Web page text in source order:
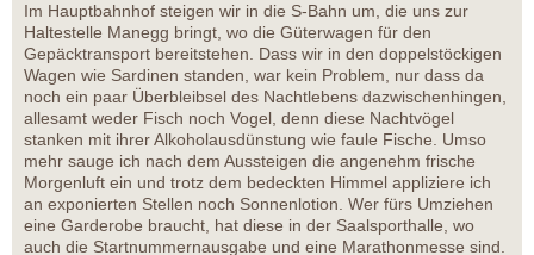
Im Hauptbahnhof steigen wir in die S-Bahn um, die uns zur
Haltestelle Manegg bringt, wo die Güterwagen für den
Gepäcktransport bereitstehen. Dass wir in den doppelstöckigen
Wagen wie Sardinen standen, war kein Problem, nur dass da
noch ein paar Überbleibsel des Nachtlebens dazwischenhingen,
allesamt weder Fisch noch Vogel, denn diese Nachtvögel
stanken mit ihrer Alkoholausdünstung wie faule Fische. Umso
mehr sauge ich nach dem Aussteigen die angenehm frische
Morgenluft ein und trotz dem bedeckten Himmel appliziere ich
an exponierten Stellen noch Sonnenlotion. Wer fürs Umziehen
eine Garderobe braucht, hat diese in der Saalsporthalle, wo
auch die Startnummernausgabe und eine Marathonmesse sind.